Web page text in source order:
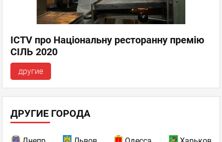
ICTV про Національну ресторанну премію
СІЛЬ 2020
другие
ДРУГИЕ ГОРОДА